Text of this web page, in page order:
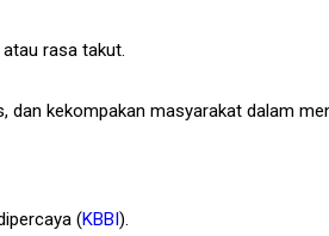
rasa takut.
kekompakan masyarakat dalam
(KBBI).